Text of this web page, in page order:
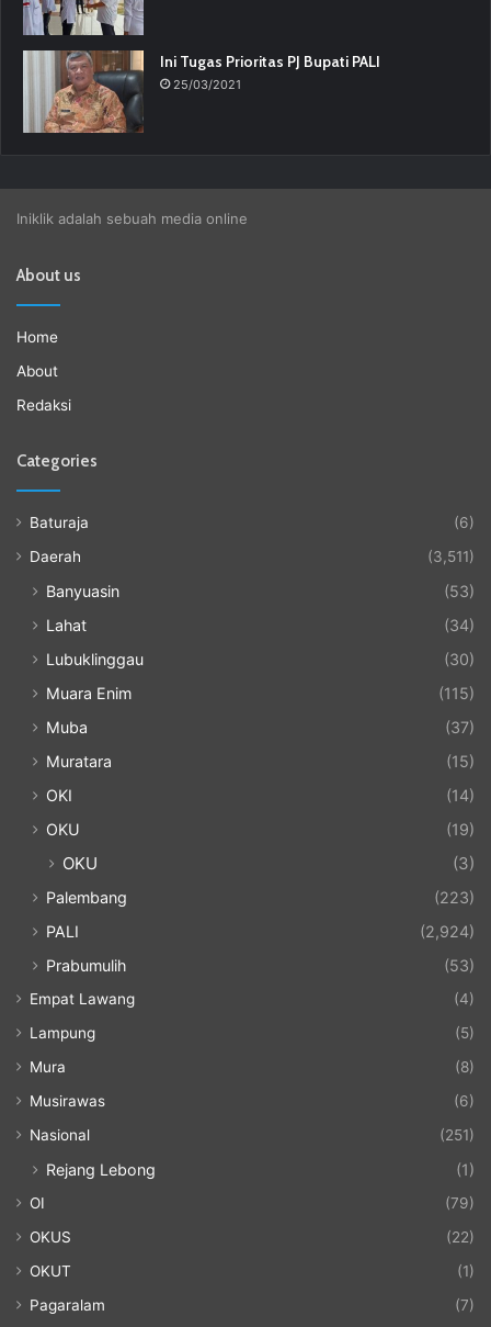
Ini Tugas Prioritas PJ Bupati PALI
25/03/2021
Iniklik adalah sebuah media online
About us
Home
About
Redaksi
Categories
Baturaja
(6)
Daerah
(3,511)
Banyuasin
(53)
Lahat
(34)
Lubuklinggau
(30)
Muara Enim
(115)
Muba
(37)
Muratara
(15)
OKI
(14)
OKU
(19)
OKU (3)
Palembang
(223)
PALI
(2,924)
Prabumulih
(53)
Empat Lawang
(4)
Lampung
(5)
Mura
(8)
Musirawas
(6)
Nasional
(251)
Rejang Lebong (1)
OI
(79)
OKUS
(22)
OKUT
(1)
Pagaralam
(7)